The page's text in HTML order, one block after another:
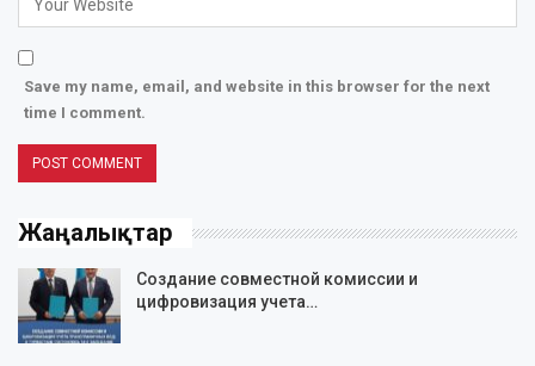
Save my name, email, and website in this browser for the next
time I comment.
Жаңалықтар
Создание совместной комиссии и
цифровизация учета…